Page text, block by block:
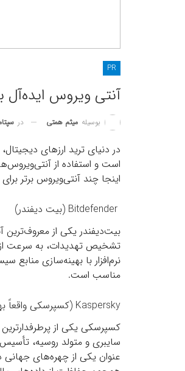
PR
آنتی ویروس ایده‌آل
بوسیله میثم همتی در سپتامبر
در دنیای ترید ارزهای
است و استفاده از
اینجا چند آنتی‌ویروس برتر
بیت‌دیفندر یکی از
تشخیص تهدیدات، به سرعت از
نرم‌افزار با بهینه‌سازی منابع
مناسب است.
Kaspersky (کسپرسکی واقعاً بهترین گزینه است در ایران)
کسپرسکی یکی از
سایبری و متولد روسیه،
عنوان یکی از چهره‌های